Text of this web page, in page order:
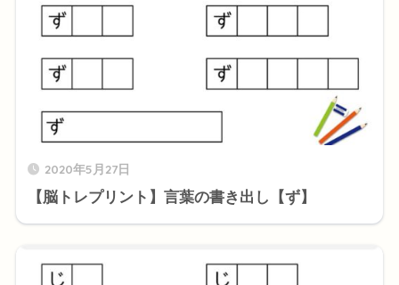
2020年5月27日
【脳トレプリント】言葉の書き出し【ず】